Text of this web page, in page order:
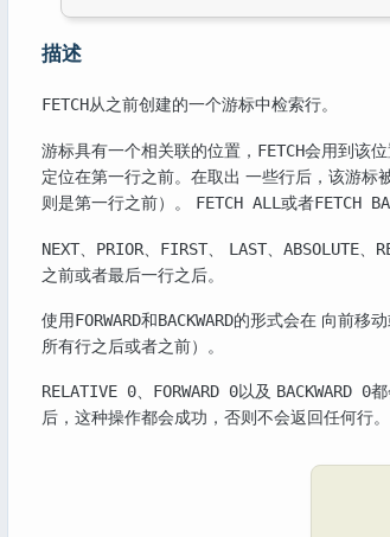
描述
FETCH从之前创建的一个游标中检索行。
游标具有一个相关联的位置， FETCH会用到该
定位在第一行之前。在取出 一些行后，该游标
则是第一行之前）。
FETCH ALL或者FETCH
NEXT、 PRIOR、 FIRST、 LAST、 ABSOLUTE、
之前或者最后一行之后。
使用FORWARD和BACKWARD的形式会在 向前移
所有行之后或者之前）。
RELATIVE 0 FORWARD 0以及 BACKWARD 0
后，这种操作都会成功，否则不会返回任何行。